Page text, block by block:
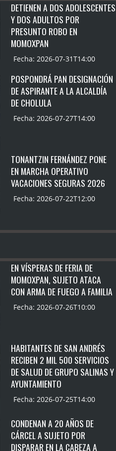
DETIENEN A DOS ADOLESCENTES
Y DOS ADULTOS POR
PRESUNTO ROBO EN
MOMOXPAN
Fecha: 2026-07-31T14:00
POSPONDRÁ PAN DESIGNACIÓN
DE ASPIRANTE A LA ALCALDÍA
DE CHOLULA
Fecha: 2026-07-27T14:00
TONANTZIN FERNÁNDEZ PONE
EN MARCHA OPERATIVO
VACACIONES SEGURAS 2026
Fecha: 2026-07-22T12:00
EN VÍSPERAS DE FERIA DE
MOMOXPAN, SUJETO ATACA
CON ARMA DE FUEGO A FAMILIA
Fecha: 2026-07-26T10:00
HABITANTES DE SAN ANDRÉS
RECIBEN 2 MIL 500 SERVICIOS
DE SALUD DE GRUPO SALINAS Y
AYUNTAMIENTO
Fecha: 2026-07-25T14:00
CONDENAN A 20 AÑOS DE
CÁRCEL A SUJETO POR
DISPARAR EN LA CABEZA A